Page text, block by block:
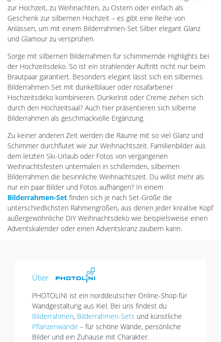
zur Hochzeit, zu Weihnachten, zu Ostern oder einfach als
Geschenk zur silbernen Hochzeit – es gibt eine Reihe von
Anlässen, um mit einem Bilderrahmen-Set Silber elegant Glanz
und Glamour zu versprühen.
Sorge mit silbernen Bilderrahmen für schimmernde Highlights bei
der Hochzeitsdeko. So ist ein strahlender Auftritt nicht nur beim
Brautpaar garantiert. Besonders elegant lässt sich ein silbernes
Bilderrahmen-Set mit dunkelblauer oder rosafarbener
Hochzeitsdeko kombinieren. Dunkelrot oder Creme ziehen sich
durch den Hochzeitsaal? Auch hier präsentieren sich silberne
Bilderrahmen als geschmackvolle Ergänzung.
Zu keiner anderen Zeit werden die Räume mit so viel Glanz und
Schimmer durchflutet wie zur Weihnachtszeit. Familienbilder aus
dem letzten Ski-Urlaub oder Fotos von vergangenen
Weihnachtsfesten untermalen in schillernden, silbernen
Bilderrahmen die besinnliche Weihnachtszeit. Du willst mehr als
nur ein paar Bilder und Fotos aufhängen? In einem
Bilderrahmen-Set finden sich je nach Set-Größe die
unterschiedlichsten Rahmengrößen, aus denen jeder kreative Kopf
außergewöhnliche DIY Weihnachtsdeko wie beispielsweise einen
Adventskalender oder einen Adventskranz zaubern kann.
Über
PHOTOLINI ist ein norddeutscher Online-Shop für
Wandgestaltung aus Kiel. Bei uns findest du
Bilderrahmen, Bilderrahmen-Sets und künstliche
Pflanzenwände – für schöne Wände, persönliche
Bilder und ein Zuhause mit Charakter.